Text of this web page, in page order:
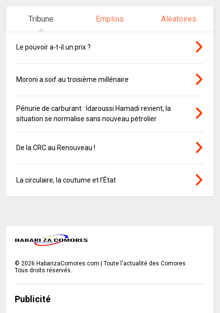
Tribune Emplois Aléatoires
Le pouvoir a-t-il un prix ?
Moroni a soif au troisième millénaire
Pénurie de carburant : Idaroussi Hamadi revient, la
situation se normalise sans nouveau pétrolier
De la CRC au Renouveau !
La circulaire, la coutume et l’État
© 2026 HabarizaComores.com | Toute l'actualité des Comores
Tous droits réservés.
Publicité